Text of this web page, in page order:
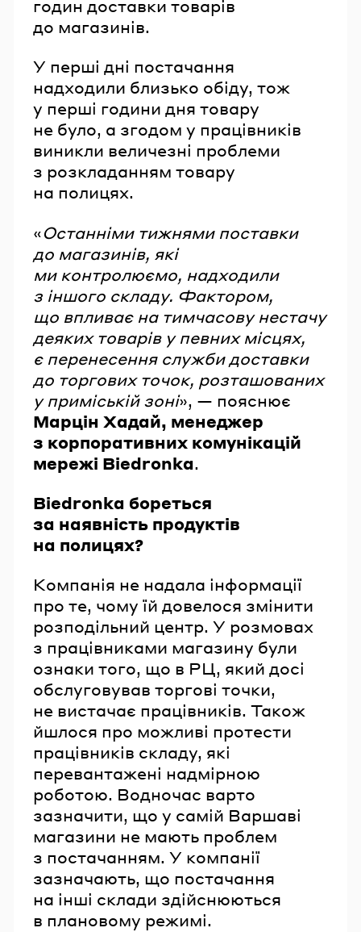
годин доставки товарів
до магазинів.
У перші дні постачання
надходили близько обіду, тож
у перші години дня товару
не було, а згодом у працівників
виникли величезні проблеми
з розкладанням товару
на полицях.
«Останніми тижнями поставки
до магазинів, які
ми контролюємо, надходили
з іншого складу. Фактором,
що впливає на тимчасову нестачу
деяких товарів у певних місцях,
є перенесення служби доставки
до торгових точок, розташованих
у приміській зоні», — пояснює
Марцін Хадай, менеджер
з корпоративних комунікацій
мережі Biedronka.
Biedronka бореться
за наявність продуктів
на полицях?
Компанія не надала інформації
про те, чому їй довелося змінити
розподільний центр. У розмовах
з працівниками магазину були
ознаки того, що в РЦ, який досі
обслуговував торгові точки,
не вистачає працівників. Також
йшлося про можливі протести
працівників складу, які
перевантажені надмірною
роботою. Водночас варто
зазначити, що у самій Варшаві
магазини не мають проблем
з постачанням. У компанії
зазначають, що постачання
на інші склади здійснюються
в плановому режимі.